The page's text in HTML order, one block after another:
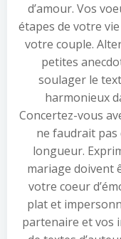
d’amour. Vos
étapes de votre
votre couple.
petites
soulager le
harmonieux
Concertez-vous
ne faudrait pas
longueur.
mariage doivent
votre coeur
plat et
partenaire et vos